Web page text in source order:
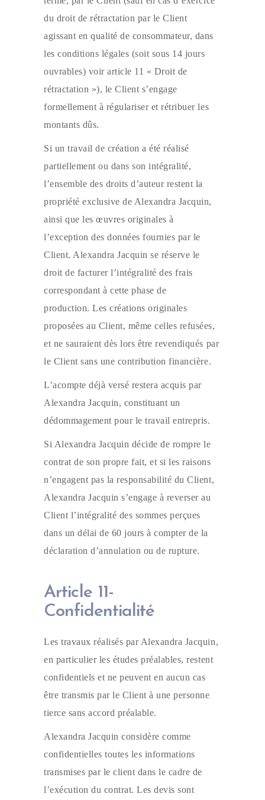
du droit de rétractation par le Client
agissant en qualité de consommateur, dans
les conditions légales (soit sous 14 jours
ouvrables) voir article 11 « Droit de
rétractation »), le Client s’engage
formellement à régulariser et rétribuer les
montants dûs.
Si un travail de création a été réalisé
partiellement ou dans son intégralité,
l’ensemble des droits d’auteur restent la
propriété exclusive de Alexandra Jacquin,
ainsi que les œuvres originales à
l’exception des données fournies par le
Client. Alexandra Jacquin se réserve le
droit de facturer l’intégralité des frais
correspondant à cette phase de
production. Les créations originales
proposées au Client, même celles refusées,
et ne sauraient dès lors être revendiqués par
le Client sans une contribution financière.
L’acompte déjà versé restera acquis par
Alexandra Jacquin, constituant un
dédommagement pour le travail entrepris.
Si Alexandra Jacquin décide de rompre le
contrat de son propre fait, et si les raisons
n’engagent pas la responsabilité du Client,
Alexandra Jacquin s’engage à reverser au
Client l’intégralité des sommes perçues
dans un délai de 60 jours à compter de la
déclaration d’annulation ou de rupture.
Article 11-
Confidentialité
Les travaux réalisés par Alexandra Jacquin,
en particulier les études préalables, restent
confidentiels et ne peuvent en aucun cas
être transmis par le Client à une personne
tierce sans accord préalable.
Alexandra Jacquin considère comme
confidentielles toutes les informations
transmises par le client dans le cadre de
l’exécution du contrat. Les devis sont